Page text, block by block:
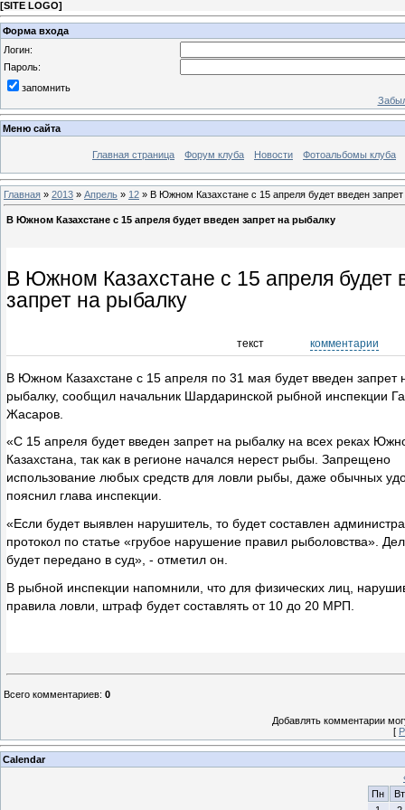
[SITE LOGO]
Форма входа
Логин:
Пароль:
запомнить
Меню сайта
Главная страница Форум клуба Новости Фотоальбомы клуба
Главная » 2013 » Апрель » 12 » В Южном Казахстане с 15 апреля будет введен
В Южном Казахстане с 15 апреля будет введен запрет на рыбалку
В Южном Казахстане с 15 апреля будет
запрет на рыбалку
комментарии
текст
В Южном Казахстане с 15 апреля по 31 мая будет введен запрет
рыбалку, сообщил начальник Шардаринской рыбной инспекции
Жасаров.
«С 15 апреля будет введен запрет на рыбалку на всех реках
Казахстана, так как в регионе начался нерест рыбы. Запрещено
использование любых средств для ловли рыбы, даже обычных
пояснил глава инспекции.
«Если будет выявлен нарушитель, то будет составлен
протокол по статье «грубое нарушение правил рыболовства».
будет передано в суд», - отметил он.
В рыбной инспекции напомнили, что для физических лиц,
правила ловли, штраф будет составлять от 10 до 20 МРП.
Всего комментариев: 0
Добавлять комментарии
[
Calendar
Пн
Вт